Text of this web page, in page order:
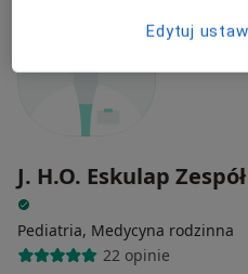
J. H.O. Eskulap
Pediatria, Medycyna rodzinna
22 opinie
Edytuj